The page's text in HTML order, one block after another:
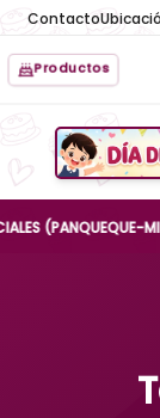
Contacto
Productos